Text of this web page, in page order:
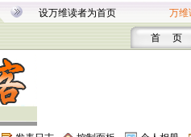
设万维读者为首页 万维
首 页